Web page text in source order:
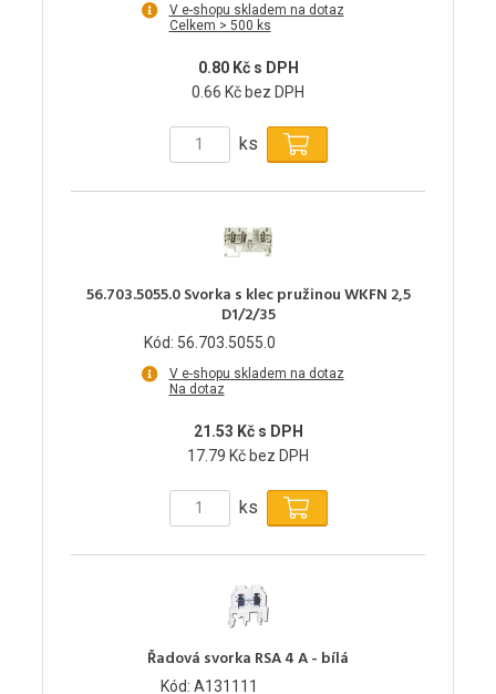
V e-shopu skladem na dotaz
Celkem > 500 ks
0.80 Kč s DPH
0.66 Kč bez DPH
ks
56.703.5055.0 Svorka s klec pružinou WKFN 2,5
D1/2/35
Kód: 56.703.5055.0
V e-shopu skladem na dotaz
Na dotaz
21.53 Kč s DPH
17.79 Kč bez DPH
ks
Řadová svorka RSA 4 A - bílá
Kód: A131111